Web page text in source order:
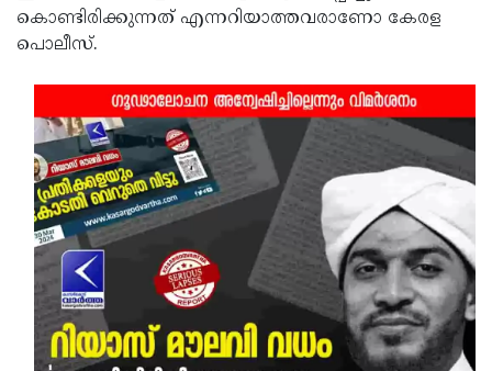
കൊണ്ടിരിക്കുന്നത് എന്നറിയാത്തവരാണോ കേരള
പൊലീസ്.